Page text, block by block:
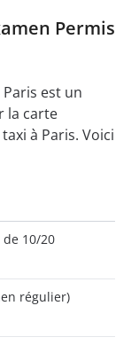
Permis
Paris est un
la carte
à Paris. Voici
10/20
régulier)